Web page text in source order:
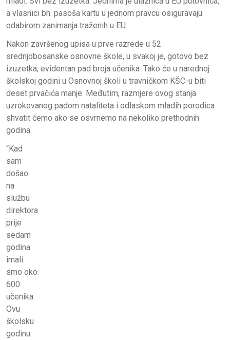
a vlasnici bh. pasoša kartu u jednom pravcu osiguravaju
odabirom zanimanja traženih u EU.
Nakon završenog upisa u prve razrede u 52
srednjobosanske osnovne škole, u svakoj je, gotovo bez
izuzetka, evidentan pad broja učenika. Tako će u narednoj
školskoj godini u Osnovnoj školi u travničkom KŠC-u biti
deset prvačića manje. Međutim, razmjere ovog stanja
uzrokovanog padom nataliteta i odlaskom mladih porodica
shvatit ćemo ako se osvrnemo na nekoliko prethodnih
godina.
“Kad
sam
došao
na
službu
direktora
prije
sedam
godina
imali
smo oko
600
učenika.
Ovu
školsku
godinu